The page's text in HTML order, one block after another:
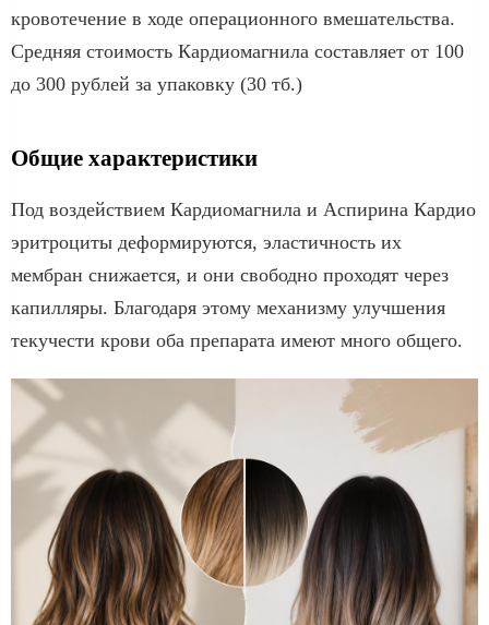
кровотечение в ходе операционного вмешательства.
Средняя стоимость Кардиомагнила составляет от 100
до 300 рублей за упаковку (30 тб.)
Общие характеристики
Под воздействием Кардиомагнила и Аспирина Кардио
эритроциты деформируются, эластичность их
мембран снижается, и они свободно проходят через
капилляры. Благодаря этому механизму улучшения
текучести крови оба препарата имеют много общего.